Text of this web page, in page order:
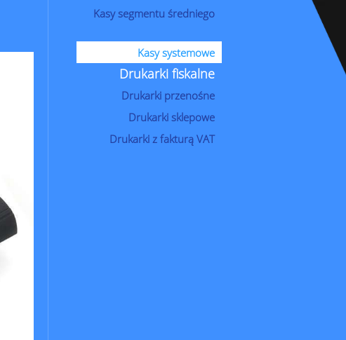
Kasy segmentu średniego
Kasy systemowe
Drukarki fiskalne
Drukarki przenośne
Drukarki sklepowe
Drukarki z fakturą VAT